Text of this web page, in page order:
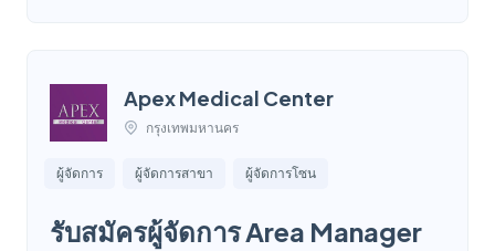
Apex Medical Center
กรุงเทพมหานคร
ผู้จัดการ ผู้จัดการสาขา ผู้จัดการโซน
รับสมัครผู้จัดการ Area Manager